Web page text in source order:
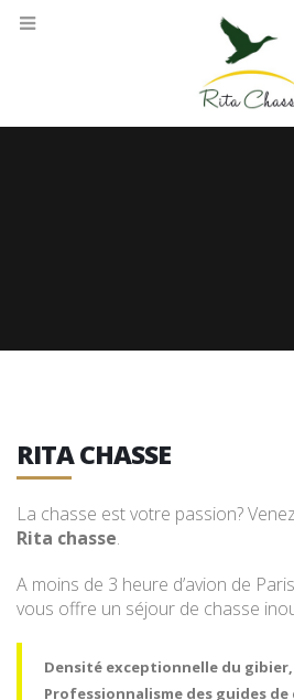
RITA CHASSE
La chasse est votre passion?
Rita chasse.
A moins de 3 heure d’avion de
vous offre un séjour de chasse
Densité exceptionnelle du gibier,
Professionnalisme des guides de